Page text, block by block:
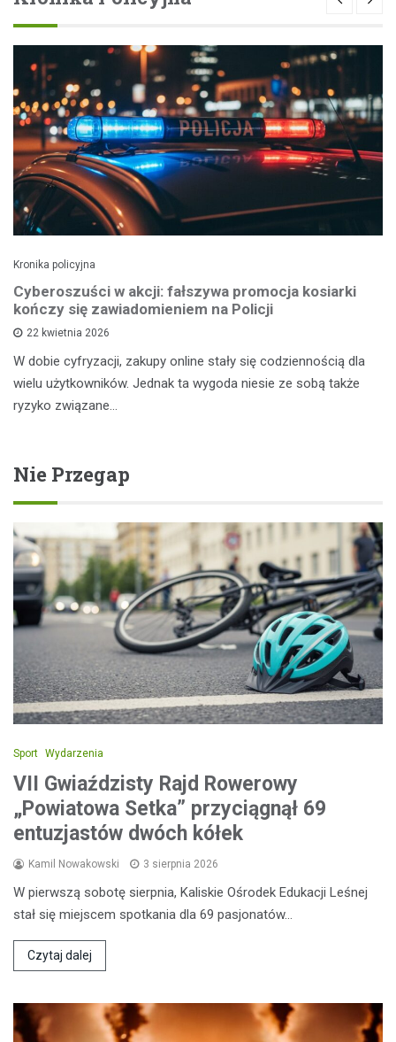
Kronika policyjna
Cyberoszuści w akcji: fałszywa promocja kosiarki
kończy się zawiadomieniem na Policji
22 kwietnia 2026
W dobie cyfryzacji, zakupy online stały się codziennością dla
wielu użytkowników. Jednak ta wygoda niesie ze sobą także
ryzyko związane…
Nie Przegap
Sport Wydarzenia
VII Gwiaździsty Rajd Rowerowy
„Powiatowa Setka” przyciągnął 69
entuzjastów dwóch kółek
Kamil Nowakowski 3 sierpnia 2026
W pierwszą sobotę sierpnia, Kaliskie Ośrodek Edukacji Leśnej
stał się miejscem spotkania dla 69 pasjonatów…
Czytaj dalej